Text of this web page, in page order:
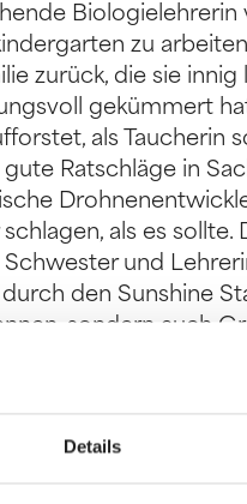
Details
zu
zurück, die sie
gekümmert
als Taucherin
Ratschläge in
als es
Schwester und
den Sunshine
sondern auch
Abschied
die Familie opfern,